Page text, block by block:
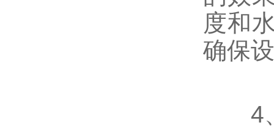
度和
确保
4、